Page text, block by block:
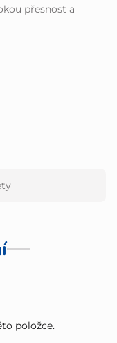
přesnost a
položce.